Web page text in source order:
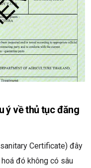
ý về thủ tục đăng
Certificate) đây
đó không có sâu